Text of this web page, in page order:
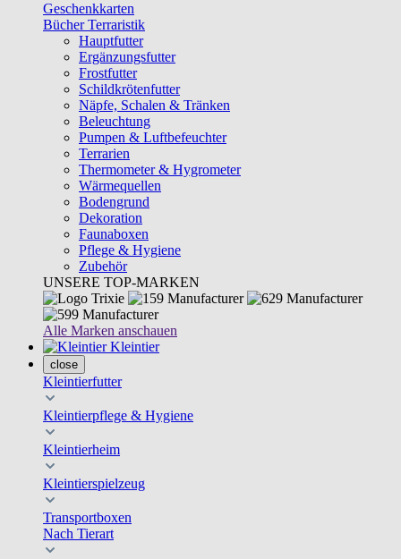
Geschenkkarten
Bücher Terraristik
Hauptfutter
Ergänzungsfutter
Frostfutter
Schildkrötenfutter
Näpfe, Schalen & Tränken
Beleuchtung
Pumpen & Luftbefeuchter
Terrarien
Thermometer & Hygrometer
Wärmequellen
Bodengrund
Dekoration
Faunaboxen
Pflege & Hygiene
Zubehör
UNSERE TOP-MARKEN
Alle Marken anschauen
Kleintier
close
Kleintierfutter
Kleintierpflege & Hygiene
Kleintierheim
Kleintierspielzeug
Transportboxen
Nach Tierart